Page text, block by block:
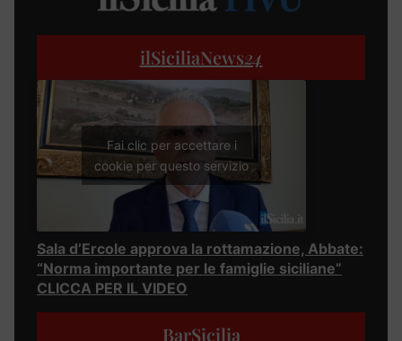
ilSiciliaNews24
Fai clic per accettare i
cookie per questo servizio
Sala d’Ercole approva la rottamazione, Abbate:
“Norma importante per le famiglie siciliane”
CLICCA PER IL VIDEO
BarSicilia